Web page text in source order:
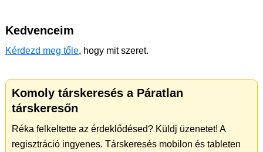
Kedvenceim
Kérdezd meg tőle, hogy mit szeret.
Komoly társkeresés a Páratlan
társkeresőn
Réka felkeltette az érdeklődésed? Küldj üzenetet! A
regisztráció ingyenes. Társkeresés mobilon és tableten